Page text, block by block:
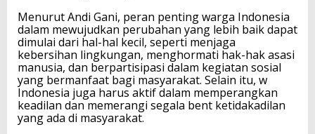
Menurut Andi Gani, peran penting warga Indonesia
dalam mewujudkan perubahan yang lebih baik dapat
dimulai dari hal-hal kecil, seperti menjaga
kebersihan lingkungan, menghormati hak-hak asasi
manusia, dan berpartisipasi dalam kegiatan sosial
yang bermanfaat bagi masyarakat. Selain itu, w
Indonesia juga harus aktif dalam memperangkan
keadilan dan memerangi segala bent ketidakadilan
yang ada di masyarakat.